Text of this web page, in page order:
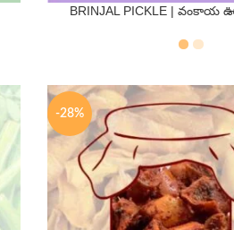
QTY
BRINJAL PICKLE |
-28%